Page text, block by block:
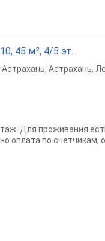
45 м², 4/5 эт.
Астрахань, Астрахань,
Для проживания
оплата по счетчикам,